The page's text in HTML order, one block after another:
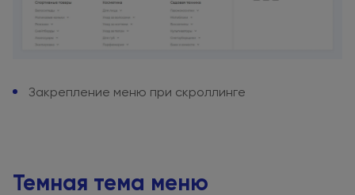
Закрепление меню при скроллинге
Темная тема меню